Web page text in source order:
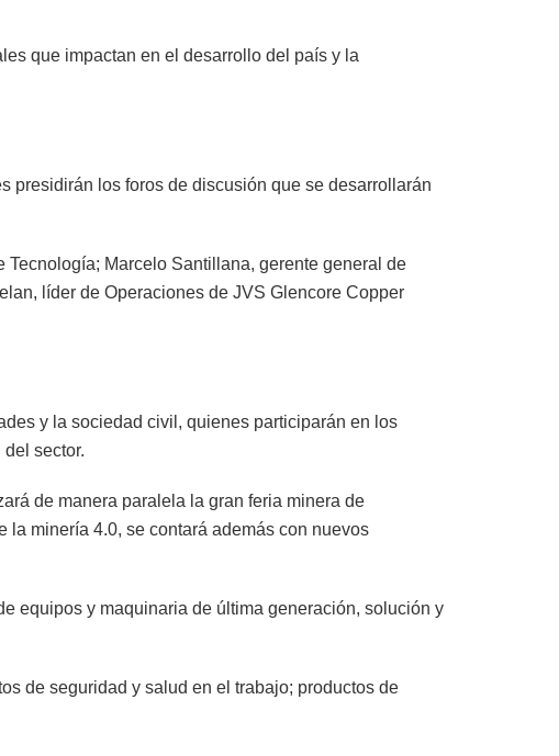
que impactan en el desarrollo del país y la
presidirán los foros de discusión que se desarrollarán
Marcelo Santillana, gerente general de
líder de Operaciones de JVS Glencore Copper
y la sociedad civil, quienes participarán en los
sector.
de manera paralela la gran feria minera de
minería 4.0, se contará además con nuevos
equipos y maquinaria de última generación, solución y
de seguridad y salud en el trabajo; productos de